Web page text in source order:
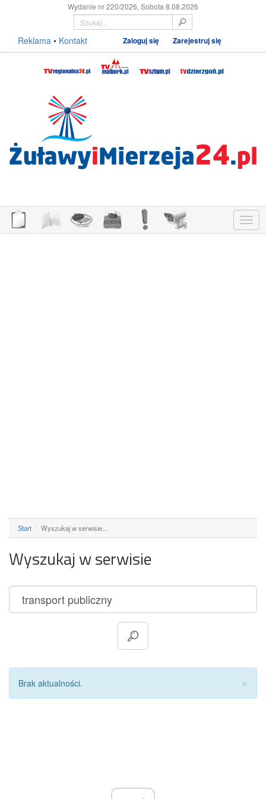
Wydanie nr 220/2026, Sobota 8.08.2026
Reklama • Kontakt Zaloguj się Zarejestruj się
Menu
Start Wyszukaj w serwisie...
Wyszukaj w serwisie
×
Brak aktualności.